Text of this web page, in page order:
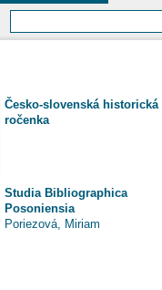
Vyhľadávanie
Česko-slovenská historická
ročenka
Studia Bibliographica
Posoniensia
Poriezová, Miriam